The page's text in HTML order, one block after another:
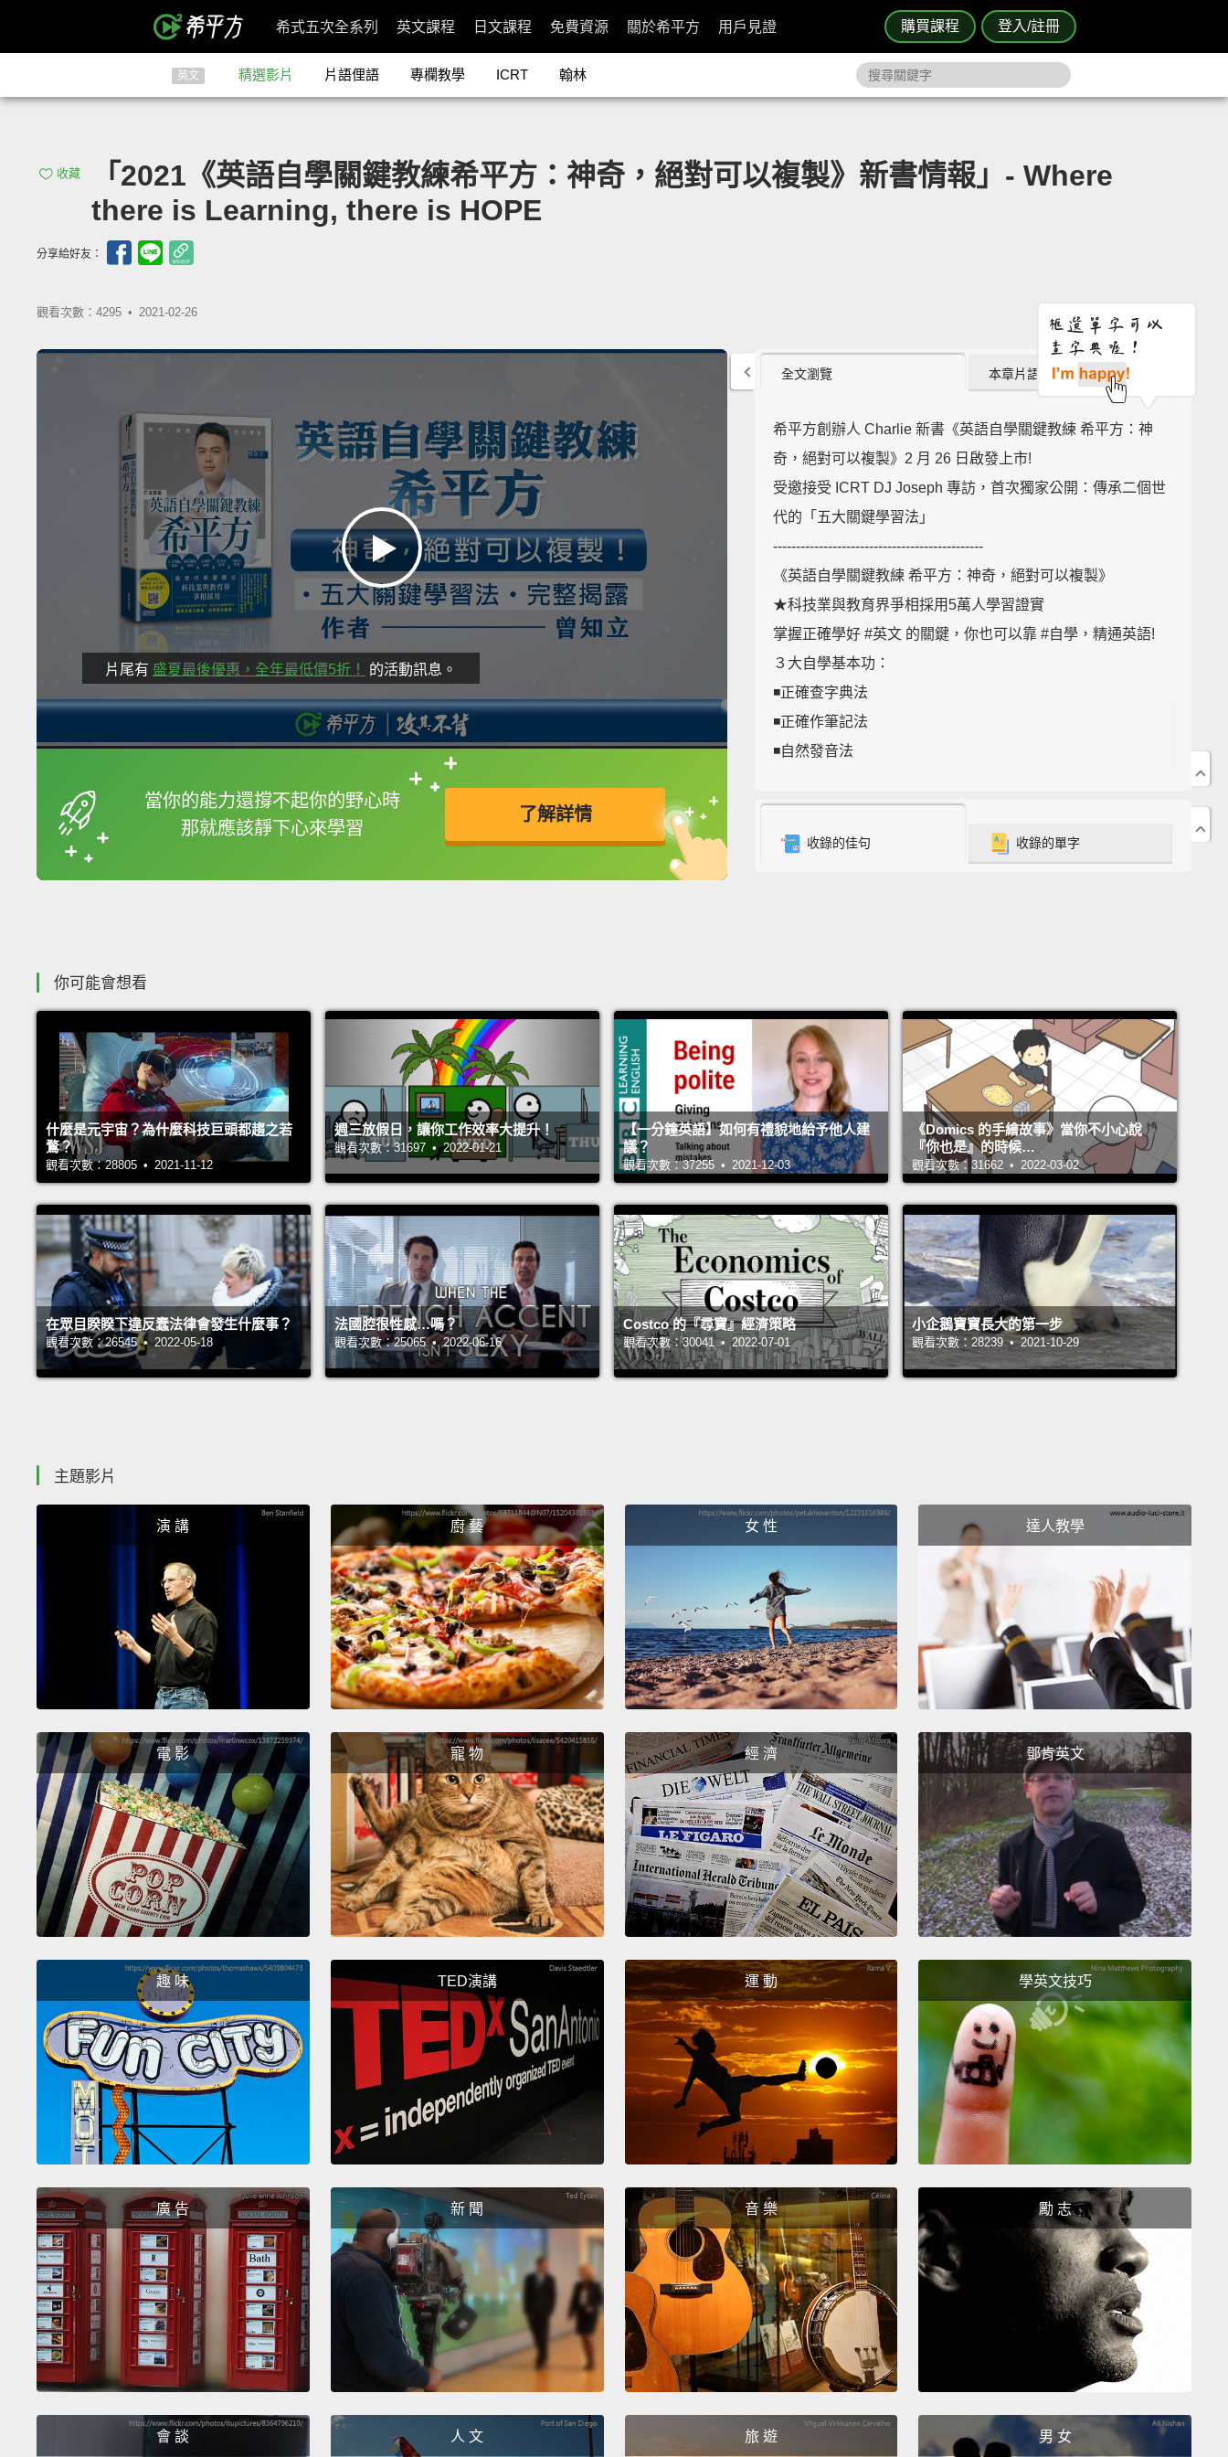
購買課程 登入/註冊
希式五次全系列 英文課程 日文課程 免費資源 關於希平方 用戶見證
英文 精選影片 片語俚語 專欄教學 ICRT 翰林
收藏
「2021《英語自學關鍵教練希平方：神奇，絕對可以複製》新書情報」- Where
there is Learning, there is HOPE
分享給好友：
觀看次數：4295 • 2021-02-26
片尾有 盛夏最後優惠，全年最低價5折！ 的活動訊息。
當你的能力還撐不起你的野心時
那就應該靜下心來學習
了解詳情
框選或點兩下字幕可以直接查字典喔！
英
全文瀏覽 本章片語 (0)
希平方創辦人 Charlie 新書《英語自學關鍵教練 希平方：神
奇，絕對可以複製》2 月 26 日啟發上市!
受邀接受 ICRT DJ Joseph 專訪，首次獨家公開：傳承二個世
代的「五大關鍵學習法​」
----------------------------------------------
《英語自學關鍵教練 希平方：神奇，絕對可以複製》
★科技業與教育界爭相採用5萬人學習證實
掌握正確學好 #英文​ 的關鍵，你也可以靠 #自學​，精通英語!
３大自學基本功：
◾正確查字典法
◾正確作筆記法
◾自然發音法
◾反惰性學習
◾五次間隔學習
★超含金贈禮版
博客來：https://hopenglish.cc/hope2021book
誠品：https://bit.ly/3tpFs7c
金石堂：https://tinyurl.com/y32jsqj3
讀冊：https://bit.ly/3cC5tdu
三采：https://tinyurl.com/yxfjksnr
momo：https://bit.ly/3rjYWZ4
墊腳石：https://bit.ly/3tvW7pF
​​★實體書店也可購買【限量★超含金贈禮版】，數量有限，歡
迎搶先收藏唷!
收錄的佳句 收錄的單字
你可能會想看
什麼是元宇宙？為什麼科技巨頭都趨之若
鶩？
觀看次數：28805 • 2021-11-12
週三放假日，讓你工作效率大提升！
觀看次數：31697 • 2022-01-21
【一分鐘英語】如何有禮貌地給予他人建
議？
觀看次數：37255 • 2021-12-03
《Domics 的手繪故事》當你不小心說
『你也是』的時候…
觀看次數：31662 • 2022-03-02
在眾目睽睽下違反蠢法律會發生什麼事？
觀看次數：26545 • 2022-05-18
法國腔很性感…嗎？
觀看次數：25065 • 2022-06-16
Costco 的『尋寶』經濟策略
觀看次數：30041 • 2022-07-01
小企鵝寶寶長大的第一步
觀看次數：28239 • 2021-10-29
主題影片
演 講 廚 藝 女 性 達人教學
電 影 寵 物 經 濟 鄧肯英文
趣 味 TED演講 運 動 學英文技巧
廣 告 新 聞 音 樂 勵 志
會 談 人 文 旅 遊 男 女